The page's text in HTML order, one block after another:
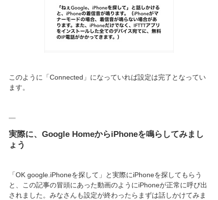
このように「Connected」になっていれば設定は完了となってい
ます。
実際に、Google HomeからiPhoneを鳴らしてみまし
ょう
「OK google.iPhoneを探して」と実際にiPhoneを探してもらう
と、この記事の冒頭にあった動画のようにiPhoneが正常に呼び出
されました。みなさんも設定が終わったらまずは話しかけてみま